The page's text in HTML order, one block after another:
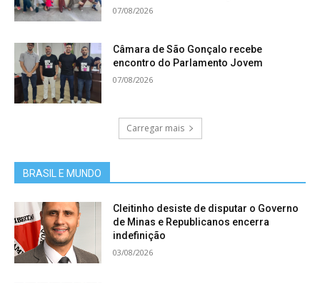
07/08/2026
Câmara de São Gonçalo recebe
encontro do Parlamento Jovem
07/08/2026
Carregar mais
BRASIL E MUNDO
Cleitinho desiste de disputar o Governo
de Minas e Republicanos encerra
indefinição
03/08/2026